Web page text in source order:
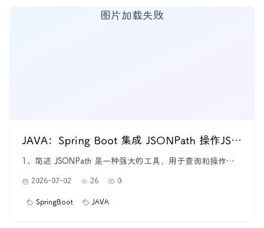
图片加载失败
JAVA：Spring Boot 集成 JSONPath 操作JSON 数据
1、简述 JSONPath 是一种强大的工具，用于查询和操作
数据结构提供了简单且高效的解决方案。✨ 代码样例：
https://gitee.com/lhdxhl/springboot-example.git 本文将介绍
JSONPat
2026-07-02 26 0
SpringBoot JAVA